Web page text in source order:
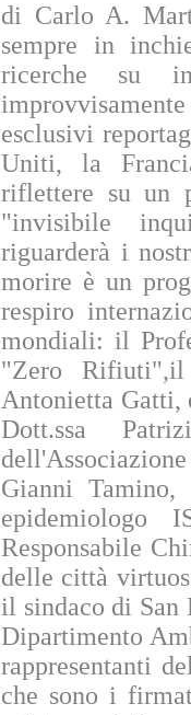
di Carlo A.
sempre in
ricerche su
esclusivi
Uniti, la
riflettere su un
"invisibile
riguarderà i
morire è un
respiro
mondiali: il
"Zero Rifiuti",il
Antonietta Gatti,
Dott.ssa
Gianni Tamino,
epidemiologo
Responsabile
delle città
il sindaco di San
Dipartimento
rappresentanti
che sono i